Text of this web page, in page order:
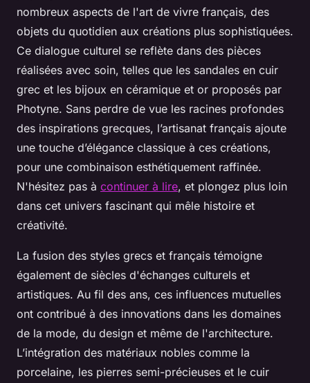
nombreux aspects de l'art de vivre français, des
objets du quotidien aux créations plus sophistiquées.
Ce dialogue culturel se reflète dans des pièces
réalisées avec soin, telles que les sandales en cuir
grec et les bijoux en céramique et or proposés par
Photyne. Sans perdre de vue les racines profondes
des inspirations grecques, l’artisanat français ajoute
une touche d’élégance classique à ces créations,
pour une combinaison esthétiquement raffinée.
N'hésitez pas à continuer à lire, et plongez plus loin
dans cet univers fascinant qui mêle histoire et
créativité.
La fusion des styles grecs et français témoigne
également de siècles d'échanges culturels et
artistiques. Au fil des ans, ces influences mutuelles
ont contribué à des innovations dans les domaines
de la mode, du design et même de l'architecture.
L’intégration des matériaux nobles comme la
porcelaine, les pierres semi-précieuses et le cuir